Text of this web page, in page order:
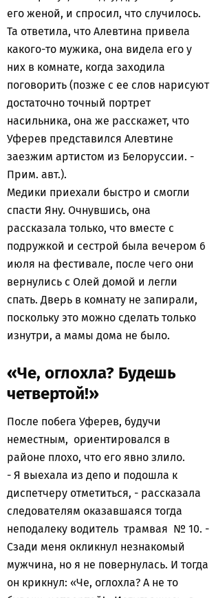
его женой, и спросил, что случилось.
Та ответила, что Алевтина привела
какого-то мужика, она видела его у
них в комнате, когда заходила
поговорить (позже с ее слов нарисуют
достаточно точный портрет
насильника, она же расскажет, что
Уферев представился Алевтине
заезжим артистом из Белоруссии. -
Прим. авт.).
Медики приехали быстро и смогли
спасти Яну. Очнувшись, она
рассказала только, что вместе с
подружкой и сестрой была вечером 6
июля на фестивале, после чего они
вернулись с Олей домой и легли
спать. Дверь в комнату не запирали,
поскольку это можно сделать только
изнутри, а мамы дома не было.
«Че, оглохла? Будешь
четвертой!»
После побега Уферев, будучи
неместным, ориентировался в
районе плохо, что его явно злило.
- Я выехала из депо и подошла к
диспетчеру отметиться, - рассказала
следователям оказавшаяся тогда
неподалеку водитель трамвая № 10. -
Сзади меня окликнул незнакомый
мужчина, но я не повернулась. И тогда
он крикнул: «Че, оглохла? А не то